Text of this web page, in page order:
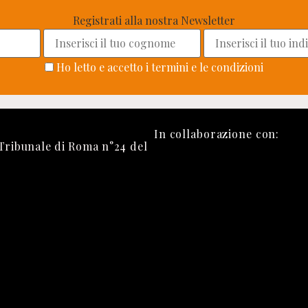
Registrati alla nostra Newsletter
Ho letto e accetto i termini e le condizioni
di Roma n°24 del
In collaborazione con: